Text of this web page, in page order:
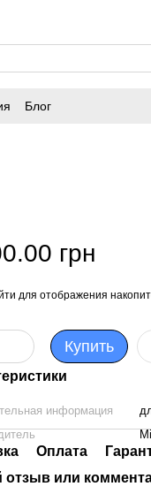
Блог
грн
для отображения
Купить
информация
Оплата
отзыв или